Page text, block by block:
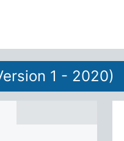
1 - 2020)